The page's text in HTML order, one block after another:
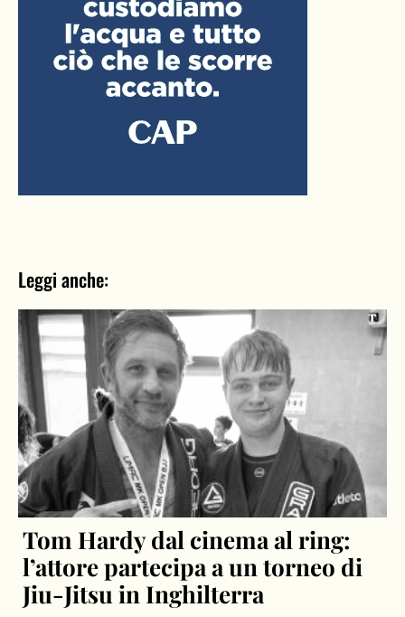
Leggi anche:
Tom Hardy dal cinema al ring:
l’attore partecipa a un torneo di
Jiu-Jitsu in Inghilterra